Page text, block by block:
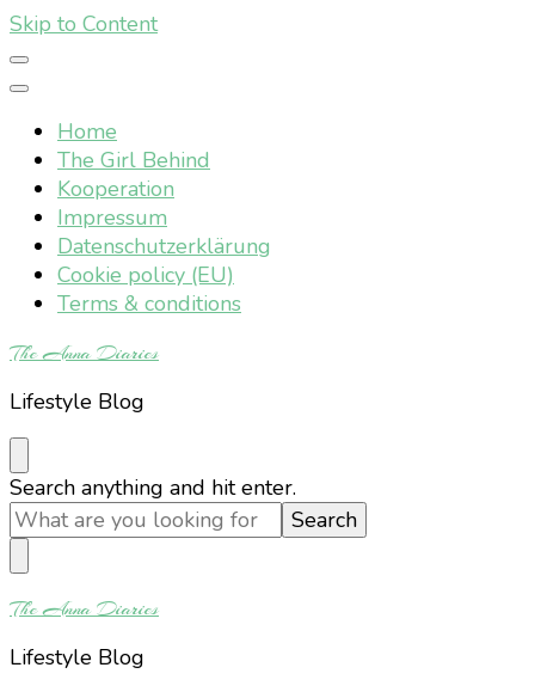
Skip to Content
Home
The Girl Behind
Kooperation
Impressum
Datenschutzerklärung
Cookie policy (EU)
Terms & conditions
The Anna Diaries
Lifestyle Blog
Looking
for
Something?
Search anything and hit enter.
The Anna Diaries
Lifestyle Blog